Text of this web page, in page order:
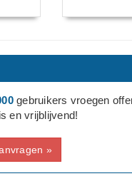
gebruikers vroegen
en vrijblijvend!
»